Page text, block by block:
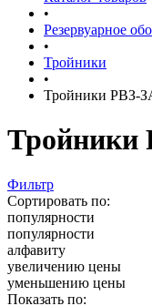
•
Резервуарное
•
Тройники
•
Тройники РВЗ-
Фильтр
Сортировать по:
популярности
популярности
алфавиту
увеличению цены
уменьшению цены
Показать по: